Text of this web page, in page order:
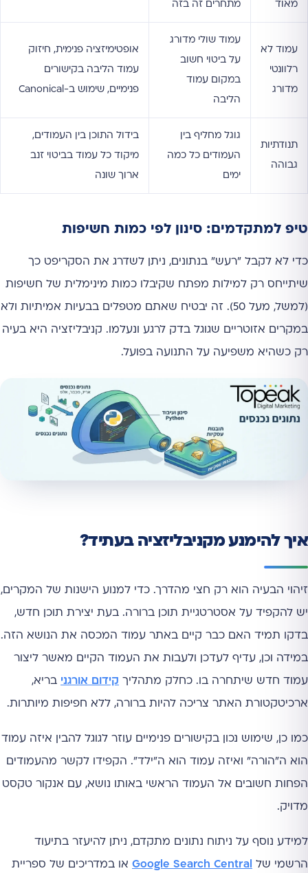
מאוד מתחרים זה בזה
עמוד לא
רלוונטי
מדורג
עמוד שולי מדורג
על ביטוי חשוב
במקום עמוד
הליבה
אופטימיזציה פנימית, חיזוק
עמוד הליבה בקישורים
פנימיים, שימוש ב-Canonical
תנודתיות
גבוהה
גוגל מחליף בין
העמודים כל כמה
ימים
בידול התוכן בין העמודים,
מיקוד כל עמוד בביטוי זנב
ארוך שונה
טיפ למתקדמים: סינון לפי כמות חשיפות
כדי לא לקבל "רעש" בנתונים, ניתן לשדרג את הסקריפט כך
שיתייחס רק למילות מפתח שקיבלו כמות מינימלית של חשיפות
(למשל, מעל 50). זה יבטיח שאתם מטפלים בבעיות אמיתיות ולא
במקרים אזוטריים שגוגל בדק לרגע ונעלמו. קניבליזציה היא בעיה
רק כשהיא משפיעה על התנועה בפועל.
איך להימנע מקניבליזציה בעתיד?
זיהוי הבעיה הוא רק חצי מהדרך. כדי למנוע הישנות של המקרים,
יש להקפיד על אסטרטגיית תוכן ברורה. בעת יצירת תוכן חדש,
בדקו תמיד האם כבר קיים באתר עמוד המכסה את הנושא הזה.
במידה וכן, עדיף לעדכן ולעבות את העמוד הקיים מאשר ליצור
עמוד חדש שיתחרה בו. כחלק מתהליך קידום אורגני בריא,
ארכיטקטורת האתר צריכה להיות ברורה, ללא חפיפות מיותרות.
כמו כן, שימוש נכון בקישורים פנימיים עוזר לגוגל להבין איזה עמוד
הוא ה"הורה" ואיזה עמוד הוא ה"ילד". הקפידו לקשר מהעמודים
הפחות חשובים אל העמוד הראשי באותו נושא, עם אנקור טקסט
מדויק.
למידע נוסף על ניתוח נתונים מתקדם, ניתן להיעזר בתיעוד
הרשמי של Google Search Central או במדריכים של ספריית